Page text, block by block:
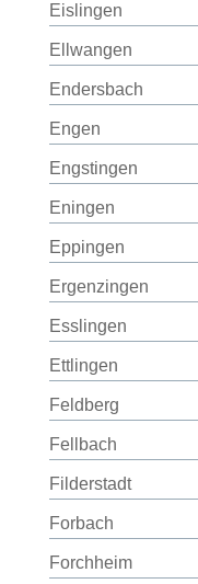
Eislingen
Ellwangen
Endersbach
Engen
Engstingen
Eningen
Eppingen
Ergenzingen
Esslingen
Ettlingen
Feldberg
Fellbach
Filderstadt
Forbach
Forchheim